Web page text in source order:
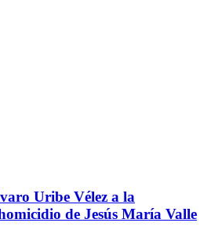
Uribe Vélez a la
de Jesús María Valle